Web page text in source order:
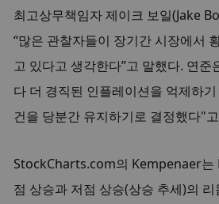
최고상무책임자 제이크 보일(Jake
“많은 관찰자들이 장기간 시장에서
고 있다고 생각한다”고 말했다. 연준
다 더 경직된 인플레이션을 억제하
건을 당분간 유지하기로 결정했다"
StockCharts.com의 Kempenaer는
점 상승과 저점 상승(상승 추세)의